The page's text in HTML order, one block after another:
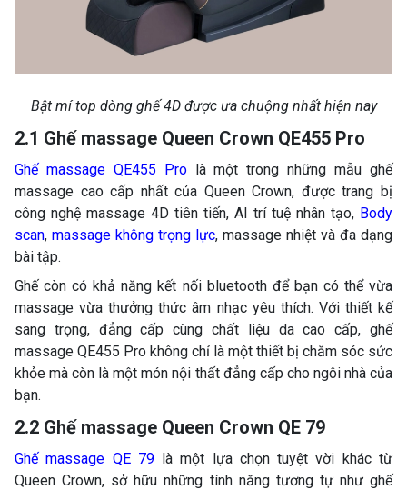
Bật mí top dòng ghế 4D được ưa chuộng nhất hiện nay
2.1 Ghế massage Queen Crown QE455 Pro
Ghế massage QE455 Prolà một trong những mẫu ghế
massage cao cấp nhất của Queen Crown, được trang bị
công nghệ massage 4D tiên tiến, AI trí tuệ nhân tạo, Body
scan, massage không trọng lực, massage nhiệt và đa dạng
bài tập.
Ghế còn có khả năng kết nối bluetooth để bạn có thể vừa
massage vừa thưởng thức âm nhạc yêu thích. Với thiết kế
sang trọng, đẳng cấp cùng chất liệu da cao cấp, ghế
massage QE455 Pro không chỉ là một thiết bị chăm sóc sức
khỏe mà còn là một món nội thất đẳng cấp cho ngôi nhà của
bạn.
2.2 Ghế massage Queen Crown QE 79
Ghế massage QE 79là một lựa chọn tuyệt vời khác từ
Queen Crown, sở hữu những tính năng tương tự như ghế